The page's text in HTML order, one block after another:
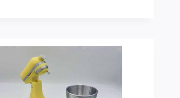
TUNNEL